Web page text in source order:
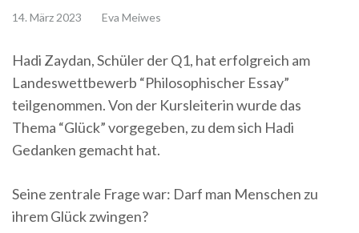
14. März 2023 Eva Meiwes
Hadi Zaydan, Schüler der Q1, hat erfolgreich am
Landeswettbewerb “Philosophischer Essay”
teilgenommen. Von der Kursleiterin wurde das
Thema “Glück” vorgegeben, zu dem sich Hadi
Gedanken gemacht hat.
Seine zentrale Frage war: Darf man Menschen zu
ihrem Glück zwingen?